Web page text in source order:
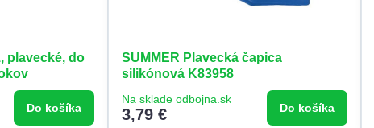
plavecké, do
Do košíka
SUMMER Plavecká čapica
silikónová K83958
Na sklade odbojna.sk
3,79 € Do košíka